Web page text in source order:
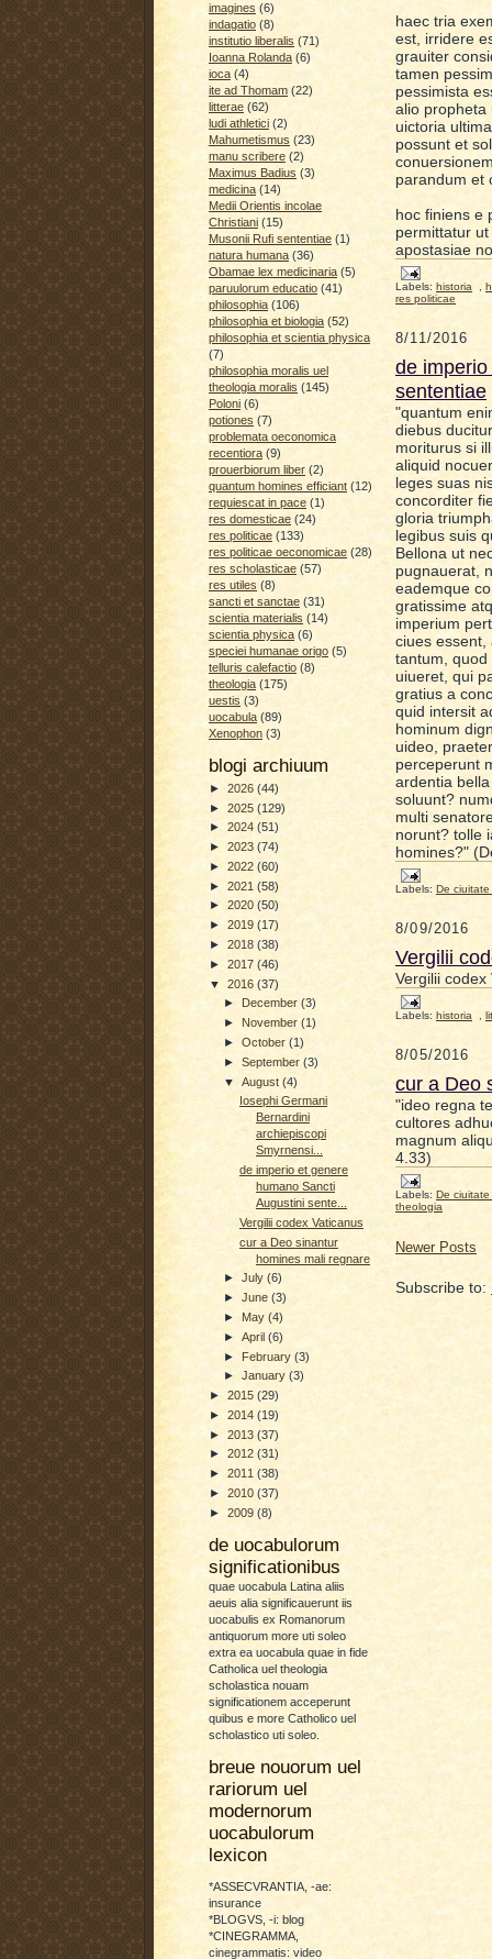
imagines (6)
indagatio (8)
institutio liberalis (71)
Ioanna Rolanda (6)
ioca (4)
ite ad Thomam (22)
litterae (62)
ludi athletici (2)
Mahumetismus (23)
manu scribere (2)
Maximus Badius (3)
medicina (14)
Medii Orientis incolae
Christiani (15)
Musonii Rufi sententiae (1)
natura humana (36)
Obamae lex medicinaria (5)
paruulorum educatio (41)
philosophia (106)
philosophia et biologia (52)
philosophia et scientia physica
(7)
philosophia moralis uel
theologia moralis (145)
Poloni (6)
potiones (7)
problemata oeconomica
recentiora (9)
prouerbiorum liber (2)
quantum homines efficiant (12)
requiescat in pace (1)
res domesticae (24)
res politicae (133)
res politicae oeconomicae (28)
res scholasticae (57)
res utiles (8)
sancti et sanctae (31)
scientia materialis (14)
scientia physica (6)
speciei humanae origo (5)
telluris calefactio (8)
theologia (175)
uestis (3)
uocabula (89)
Xenophon (3)
blogi archiuum
► 2026 (44)
► 2025 (129)
► 2024 (51)
► 2023 (74)
► 2022 (60)
► 2021 (58)
► 2020 (50)
► 2019 (17)
► 2018 (38)
► 2017 (46)
▼ 2016 (37)
►
December(3)
►November(1)
►October(1)
►September(3)
▼August(4)
Iosephi Germani
Bernardini
archiepiscopi
Smyrnensi...
de imperio et genere
humano Sancti
Augustini sente...
Vergilii codex Vaticanus
cur a Deo sinantur
homines mali regnare
►July(6)
►June(3)
►May(4)
►April(6)
► February(3)
►January(3)
► 2015 (29)
► 2014 (19)
► 2013 (37)
► 2012 (31)
► 2011 (38)
► 2010 (37)
► 2009 (8)
de uocabulorum
significationibus
quae uocabula Latina aliis
aeuis alia significauerunt iis
uocabulis ex Romanorum
antiquorum more uti soleo
extra ea uocabula quae in fide
Catholica uel theologia
scholastica nouam
significationem acceperunt
quibus e more Catholico uel
scholastico uti soleo.
breue nouorum uel
rariorum uel
modernorum
uocabulorum
lexicon
*ASSECVRANTIA, -ae:
insurance
*BLOGVS, -i: blog
*CINEGRAMMA,
cinegrammatis: video
haec tria
est, irridere
grauiter
tamen
pessimista
alio
uictoria
possunt et
parandum et
hoc finiens e
permittatur
apostasiae
Labels: historia
res politicae
8/11/2016
de
sententiae
"quantum
diebus
moriturus si
aliquid
leges suas
concorditer
gloria
legibus suis
Bellona ut
pugnauerat,
eademque
gratissime
imperium
ciues essent,
tantum, quod
uiueret, qui
gratius a
quid intersit
hominum
uideo,
perceperunt
ardentia
soluunt?
multi
norunt? tolle
homines?"
Labels: De ciuitate
8/09/2016
Vergilii
Vergilii codex
Labels: historia
8/05/2016
cur a Deo
"ideo regna
cultores
magnum
4.33)
Labels: De ciuitate
theologia
Newer Posts
Subscribe to: